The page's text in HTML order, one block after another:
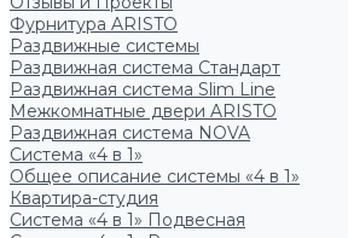
Фурнитура ARISTO
Раздвижные системы
Раздвижная система Стандарт
Раздвижная система Slim Line
Межкомнатные двери ARISTO
Раздвижная система NOVA
Система «4 в 1»
Общее описание системы «4 в 1»
Квартира-студия
Система «4 в 1» Подвесная